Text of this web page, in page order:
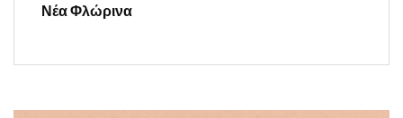
Νέα Φλώρινα